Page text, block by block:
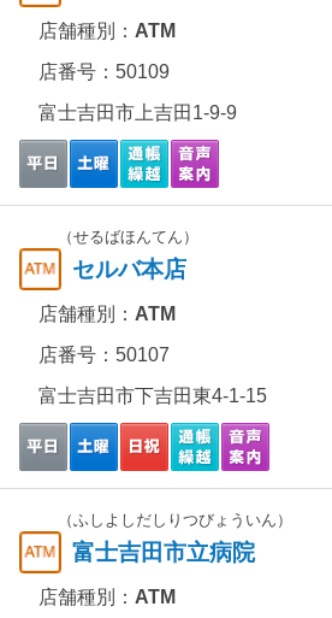
店舗種別： ATM
店番号：50109
富士吉田市上吉田1-9-9
（せるばほんてん）
セルバ本店
店舗種別： ATM
店番号：50107
富士吉田市下吉田東4-1-15
（ふしよしだしりつびょういん）
富士吉田市立病院
店舗種別： ATM